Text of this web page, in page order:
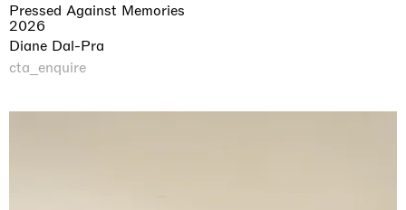
Pressed Against Memories
2026
Diane Dal-Pra
cta_enquire